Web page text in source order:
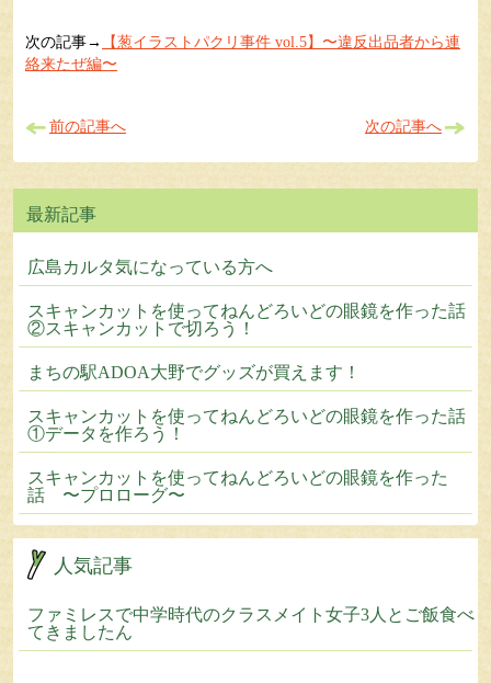
次の記事→
【葱イラストパクリ事件 vol.5】〜違反出品者から連
絡来たぜ編〜
前の記事へ 次の記事へ
広島カルタ気になっている方へ
スキャンカットを使ってねんどろいどの眼鏡を作った話
②スキャンカットで切ろう！
まちの駅ADOA大野でグッズが買えます！
スキャンカットを使ってねんどろいどの眼鏡を作った話
①データを作ろう！
スキャンカットを使ってねんどろいどの眼鏡を作った
話 〜プロローグ〜
人気記事
ファミレスで中学時代のクラスメイト女子3人とご飯食べ
てきましたん